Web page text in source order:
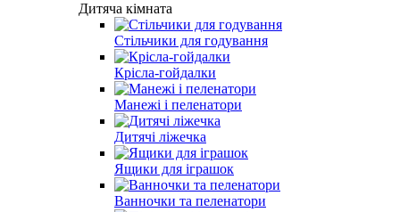
Дитяча кімната
Стільчики для годування
Крісла-гойдалки
Манежі і пеленатори
Дитячі ліжечка
Ящики для іграшок
Ванночки та пеленатори